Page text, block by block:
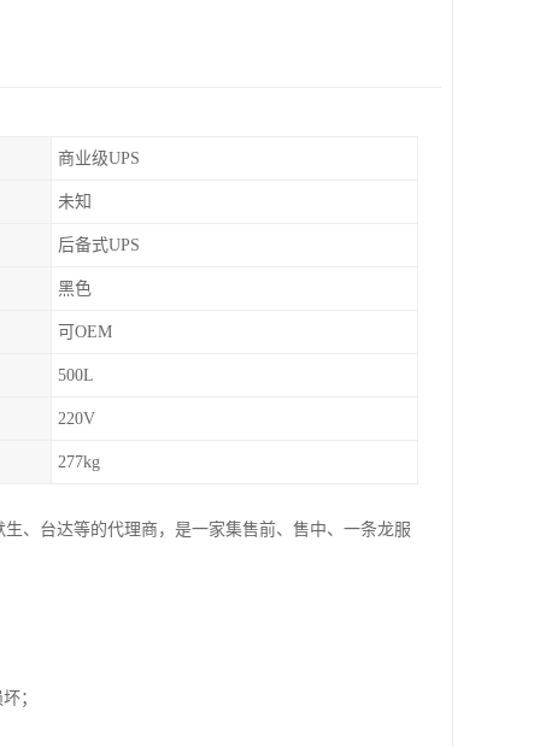
商业级UPS
未知
后备式UPS
黑色
可OEM
500L
220V
277kg
、台达等的代理商，是一家集售前、售中、一条龙服
；